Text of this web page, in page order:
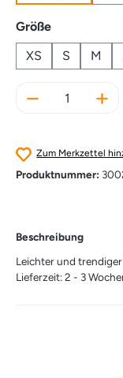
Größeauswählen
XS
S M
Produkt
Zum Merkzettel
Produktnummer:
Beschreibung
Leichter und
Lieferzeit: 2 - 3